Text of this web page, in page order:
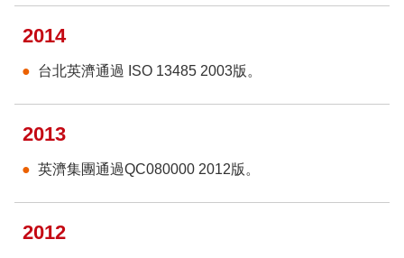
2014
台北英濟通過 ISO 13485 2003版。
2013
英濟集團通過QC080000 2012版。
2012